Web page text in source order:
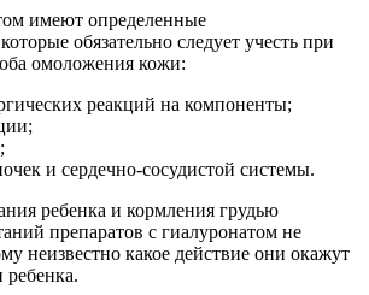
имеют определенные
обязательно следует учесть при
омоложения кожи:
реакций на компоненты;
и сердечно-сосудистой системы.
ребенка и кормления грудью
препаратов с гиалуронатом не
неизвестно какое действие они окажут